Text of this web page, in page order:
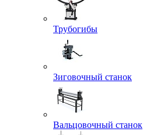
Трубогибы
Зиговочный станок
Вальцовочный станок